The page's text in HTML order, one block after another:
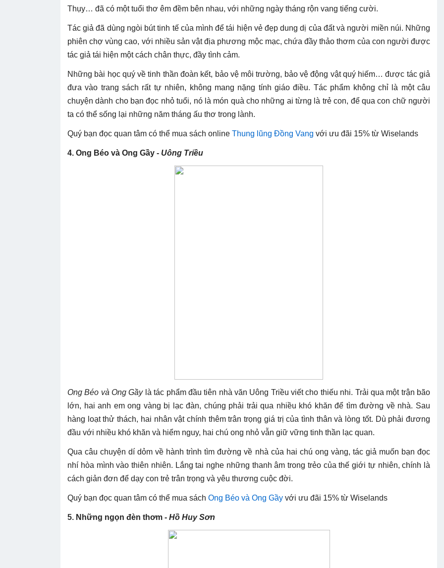
Thụy… đã có một tuổi thơ êm đềm bên nhau, với những ngày tháng rộn vang tiếng cười.
Tác giả đã dùng ngòi bút tinh tế của mình để tái hiện vẻ đẹp dung dị của đất và người miền núi. Những
phiên chợ vùng cao, với nhiều sản vật địa phương mộc mạc, chứa đầy thảo thơm của con người được
tác giả tái hiện một cách chân thực, đầy tình cảm.
Những bài học quý về tinh thần đoàn kết, bảo vệ môi trường, bảo vệ động vật quý hiếm… được tác giả
đưa vào trang sách rất tự nhiên, không mang nặng tính giáo điều. Tác phẩm không chỉ là một câu
chuyện dành cho bạn đọc nhỏ tuổi, nó là món quà cho những ai từng là trẻ con, để qua con chữ người
ta có thể sống lại những năm tháng ấu thơ trong lành.
Quý bạn đọc quan tâm có thể mua sách online Thung lũng Đồng Vang với ưu đãi 15% từ Wiselands
4. Ong Béo và Ong Gầy - Uông Triều
Ong Béo và Ong Gầy là tác phẩm đầu tiên nhà văn Uông Triều viết cho thiếu nhi. Trải qua một trận bão
lớn, hai anh em ong vàng bị lạc đàn, chúng phải trải qua nhiều khó khăn để tìm đường về nhà. Sau
hàng loạt thử thách, hai nhân vật chính thêm trân trọng giá trị của tình thân và lòng tốt. Dù phải đương
đầu với nhiều khó khăn và hiểm nguy, hai chú ong nhỏ vẫn giữ vững tinh thần lạc quan.
Qua câu chuyện dí dỏm về hành trình tìm đường về nhà của hai chú ong vàng, tác giả muốn bạn đọc
nhí hòa mình vào thiên nhiên. Lắng tai nghe những thanh âm trong trẻo của thế giới tự nhiên, chính là
cách giản đơn để dạy con trẻ trân trọng và yêu thương cuộc đời.
Quý bạn đọc quan tâm có thể mua sách Ong Béo và Ong Gầy với ưu đãi 15% từ Wiselands
5. Những ngọn đèn thơm - Hồ Huy Sơn